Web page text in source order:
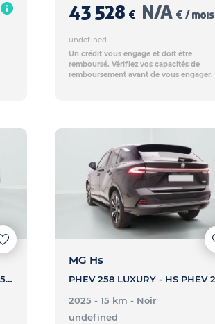
43 528 € N/A € / mois
undefined
Un crédit vous engage et doit être
remboursé. Vérifiez vos capacités de
remboursement avant de vous engager.
PHEV 258 LUXURY - HS PHEV 258 LUXURY
MG Hs
2025 - 15 km - Noir
undefined